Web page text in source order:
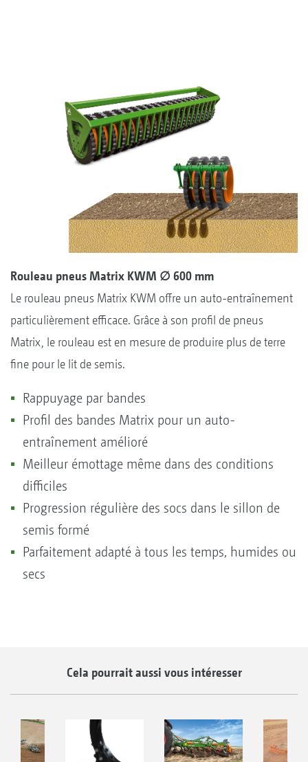
Rouleau pneus Matrix KWM ∅ 600 mm
Le rouleau pneus Matrix KWM offre un auto-entraînement
particulièrement efficace. Grâce à son profil de pneus
Matrix, le rouleau est en mesure de produire plus de terre
fine pour le lit de semis.
Rappuyage par bandes
Profil des bandes Matrix pour un auto-
entraînement amélioré
Meilleur émottage même dans des conditions
difficiles
Progression régulière des socs dans le sillon de
semis formé
Parfaitement adapté à tous les temps, humides ou
secs
Cela pourrait aussi vous intéresser